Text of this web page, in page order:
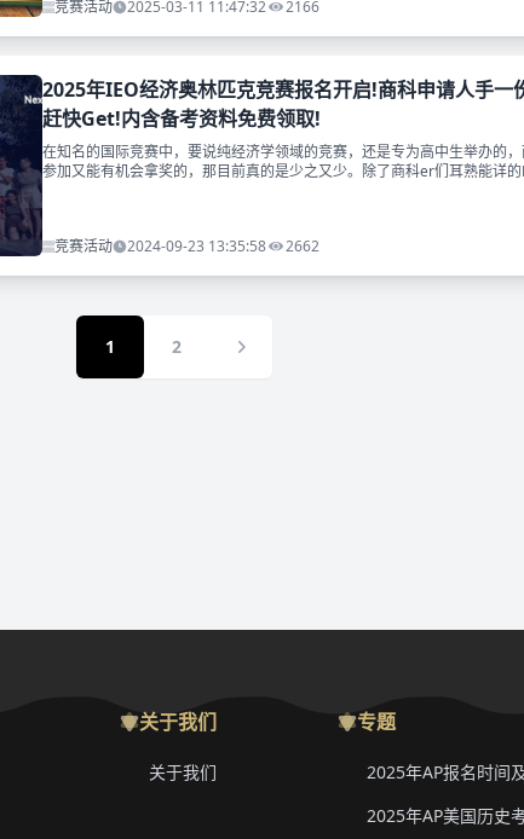
竞赛活动 2025-03-11 11:47:32 2166
2025年IEO经济奥林匹克竞赛报名开启!商科申请人手一
赶快Get!内含备考资料免费领取!
在知名的国际竞赛中，要说纯经济学领域的竞赛，还是专为高中生举办的
参加又能有机会拿奖的，那目前真的是少之又少。除了商科er们耳熟能详的
竞赛活动 2024-09-23 13:35:58 2662
1 2
关于我们
关于我们
专题
2025年AP美国历史